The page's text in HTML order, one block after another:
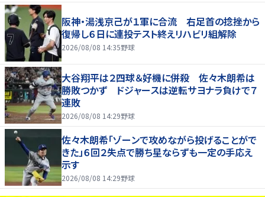
阪神・湯浅京己が１軍に合流 右足首の捻挫から
復帰し６日に連投テスト終えリハビリ組解除
2026/08/08 14:35野球
大谷翔平は２四球＆好機に併殺 佐々木朗希は
勝敗つかず ドジャースは逆転サヨナラ負けで７
連敗
2026/08/08 14:29野球
佐々木朗希「ゾーンで攻めながら投げることがで
きた」６回２失点で勝ち星ならずも一定の手応え
示す
2026/08/08 14:29野球